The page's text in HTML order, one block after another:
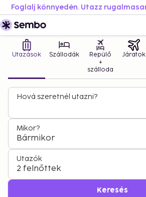
Utazások Szállodák
Repülő
+
szálloda
Járatok
Hová szeretnél utazni?
Mikor?
Bármikor
Utazók
2 felnőttek
Keresés